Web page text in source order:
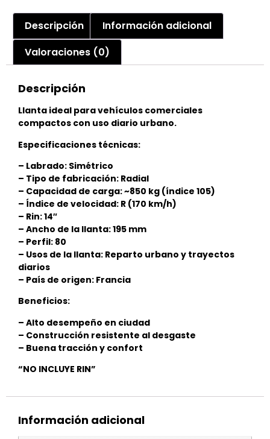
Descripción
Información adicional
Valoraciones (0)
Descripción
Llanta ideal para vehículos comerciales
compactos con uso diario urbano.
Especificaciones técnicas:
– Labrado: Simétrico
– Tipo de fabricación: Radial
– Capacidad de carga: ~850 kg (índice 105)
– Índice de velocidad: R (170 km/h)
– Rin: 14″
– Ancho de la llanta: 195 mm
– Perfil: 80
– Usos de la llanta: Reparto urbano y trayectos
diarios
– País de origen: Francia
Beneficios:
– Alto desempeño en ciudad
– Construcción resistente al desgaste
– Buena tracción y confort
“NO INCLUYE RIN”
Información adicional